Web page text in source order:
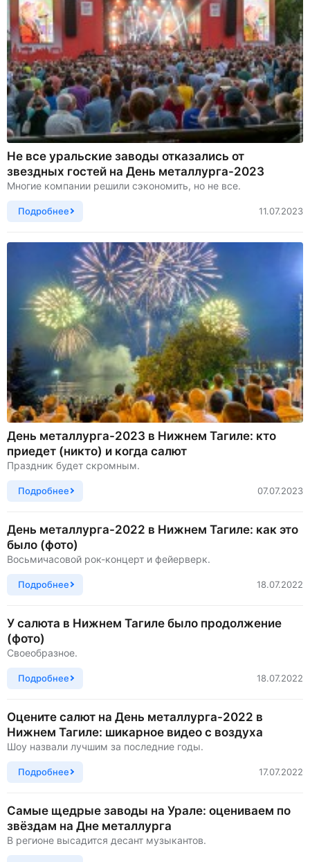
Не все уральские заводы отказались от
звездных гостей на День металлурга-2023
Многие компании решили сэкономить, но не все.
Подробнее 11.07.2023
День металлурга-2023 в Нижнем Тагиле: кто
приедет (никто) и когда салют
Праздник будет скромным.
Подробнее 07.07.2023
День металлурга-2022 в Нижнем Тагиле: как это
было (фото)
Восьмичасовой рок-концерт и фейерверк.
Подробнее 18.07.2022
У салюта в Нижнем Тагиле было продолжение
(фото)
Своеобразное.
Подробнее 18.07.2022
Оцените салют на День металлурга-2022 в
Нижнем Тагиле: шикарное видео с воздуха
Шоу назвали лучшим за последние годы.
Подробнее 17.07.2022
Самые щедрые заводы на Урале: оцениваем по
звёздам на Дне металлурга
В регионе высадится десант музыкантов.